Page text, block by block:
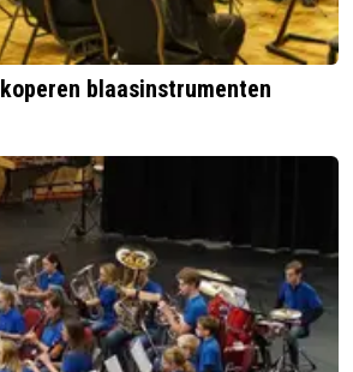
blaasinstrumenten